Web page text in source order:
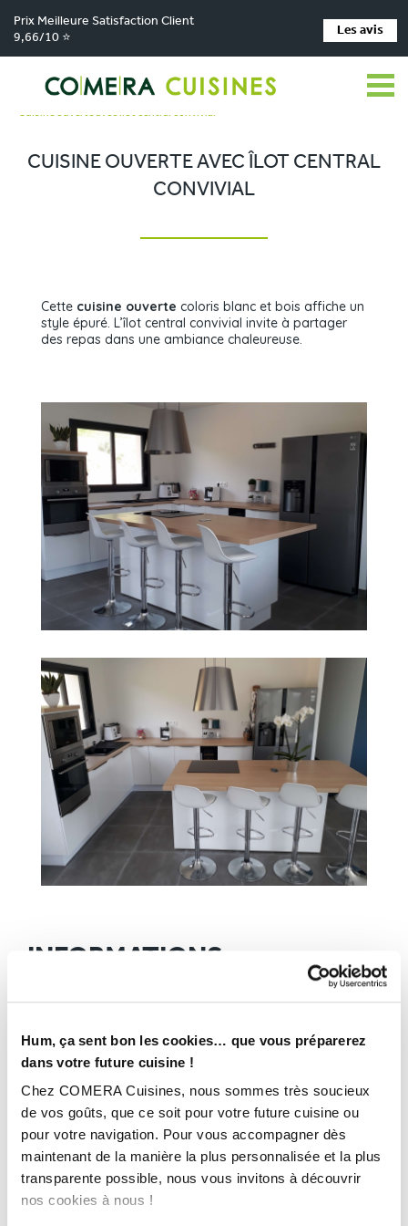
Hum, ça sent bon les cookies… que vous préparerez
dans votre future cuisine !
Chez COMERA Cuisines, nous sommes très soucieux
de vos goûts, que ce soit pour votre future cuisine ou
pour votre navigation. Pour vous accompagner dès
maintenant de la manière la plus personnalisée et la plus
transparente possible, nous vous invitons à découvrir
nos cookies à nous !
Prix Meilleure Satisfaction Client
9,66/10 ⭐
Les avis
Comera Cuisines > Nos magasins de cuisine >
Cuisiniste Capdenac-le-Haut > Réalisations >
Cuisine ouverte avec îlot central convivial
CUISINE OUVERTE AVEC ÎLOT CENTRAL
CONVIVIAL
Cette cuisine ouverte coloris blanc et bois affiche un
style épuré. L’îlot central convivial invite à partager
des repas dans une ambiance chaleureuse.
INFORMATIONS
Plan de travail :Stratifié
Année :2020
Ville : Figeac (46)
Magasin : COMERA Cuisines à Figeac (46)
COMERA-En savoir plus